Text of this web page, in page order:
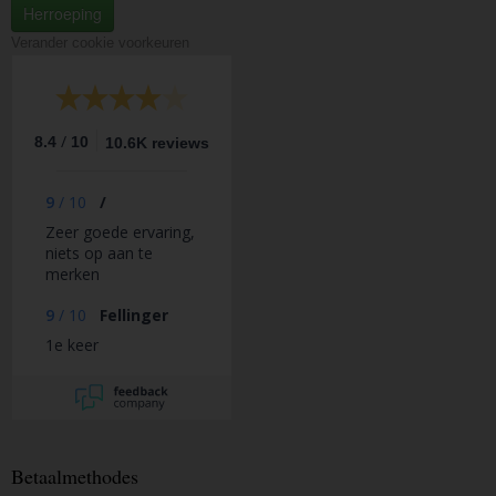
Herroeping
8.4 / 10 10.6K reviews
9 / 10
/
Zeer goede ervaring,
niets op aan te
merken
9 / 10
Fellinger
1e keer
Betaalmethodes